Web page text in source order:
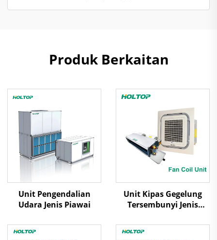
Produk Berkaitan
Unit Pengendalian
Udara Jenis Piawai
Unit Kipas Gegelung
Tersembunyi Jenis